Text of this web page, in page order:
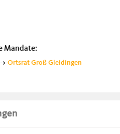
Mandate:
> Ortsrat Groß Gleidingen